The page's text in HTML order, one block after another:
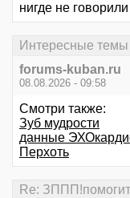
нигде не говорили
Интересные темы
forums-kuban.ru
08.08.2026 - 09:58
Смотри также:
Зуб мудрости
данные
Перхоть
Re: